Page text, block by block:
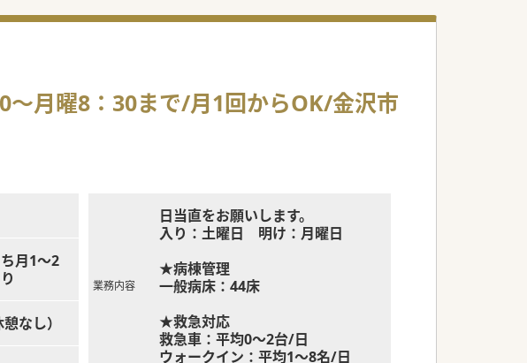
～月曜8：30まで/月1回からOK/金沢市
月1～2
なし）
業務内容
日当直をお願いします。
入り：土曜日 明け：月曜日
★病棟管理
一般病床：44床
★救急対応
救急車：平均0～2台/日
ウォークイン：平均1～8名/日